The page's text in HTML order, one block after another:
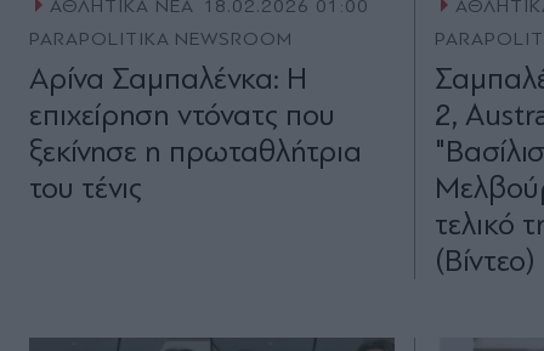
ΑΘΛΗΤΙΚΑ ΝΕΑ 18.02.2026 01:00
PARAPOLITIKA NEWSROOM
Αρίνα Σαμπαλένκα: Η
επιχείρηση ντόνατς που
ξεκίνησε η πρωταθλήτρια
του τένις
2,
τελικό
(Βίντεο)